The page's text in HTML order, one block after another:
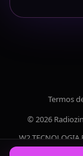
Termos
© 2026
W2 TECNOLOGIA